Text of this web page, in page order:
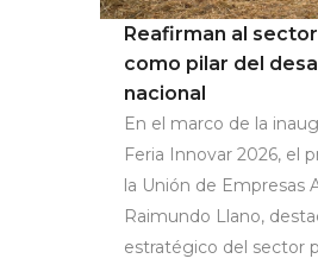
Reafirman al
como pilar del
nacional
En el marco de la
Feria Innovar 2026, el
la Unión de Empresas
Raimundo Llano,
estratégico del sector